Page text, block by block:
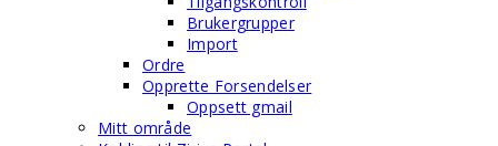
Brukergrupper
Import
Ordre
Opprette Forsendelser
Oppsett gmail
Mitt område